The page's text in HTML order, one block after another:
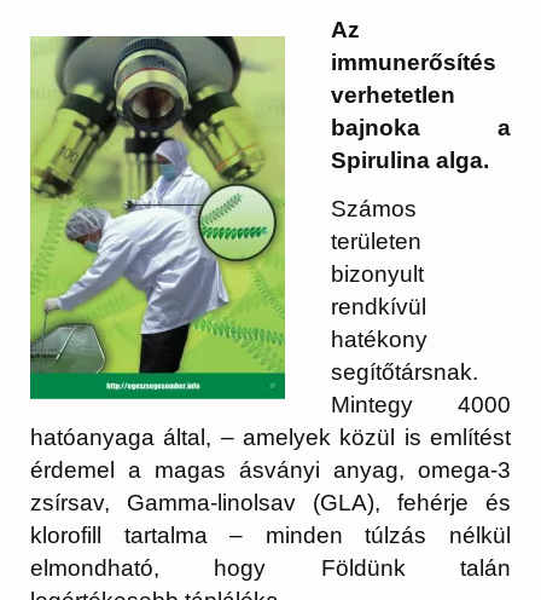
Az
immunerősítés
verhetetlen
bajnoka a
Spirulina alga.
Számos
területen
bizonyult
rendkívül
hatékony
segítőtársnak.
Mintegy 4000
hatóanyaga által, – amelyek közül is említést
érdemel a magas ásványi anyag, omega-3
zsírsav, Gamma-linolsav (GLA), fehérje és
klorofill tartalma – minden túlzás nélkül
elmondható, hogy Földünk talán